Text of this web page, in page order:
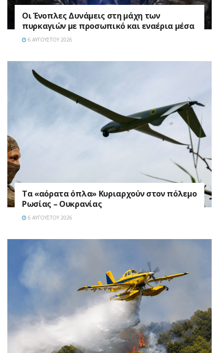
Οι Ένοπλες Δυνάμεις στη μάχη των
πυρκαγιών με προσωπικό και εναέρια μέσα
6 ΑΥΓΟΎΣΤΟΥ 2026
Τα «αόρατα όπλα» Κυριαρχούν στον πόλεμο
Ρωσίας – Ουκρανίας
6 ΑΥΓΟΎΣΤΟΥ 2026